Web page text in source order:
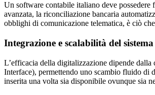
Un software contabile italiano deve possedere
avanzata, la riconciliazione bancaria
obblighi di comunicazione telematica, è ciò
Integrazione e scalabilità del sistema
L’efficacia della digitalizzazione dipende
Interface), permettendo uno scambio fluido di
inserita una volta sia disponibile ovunque sia